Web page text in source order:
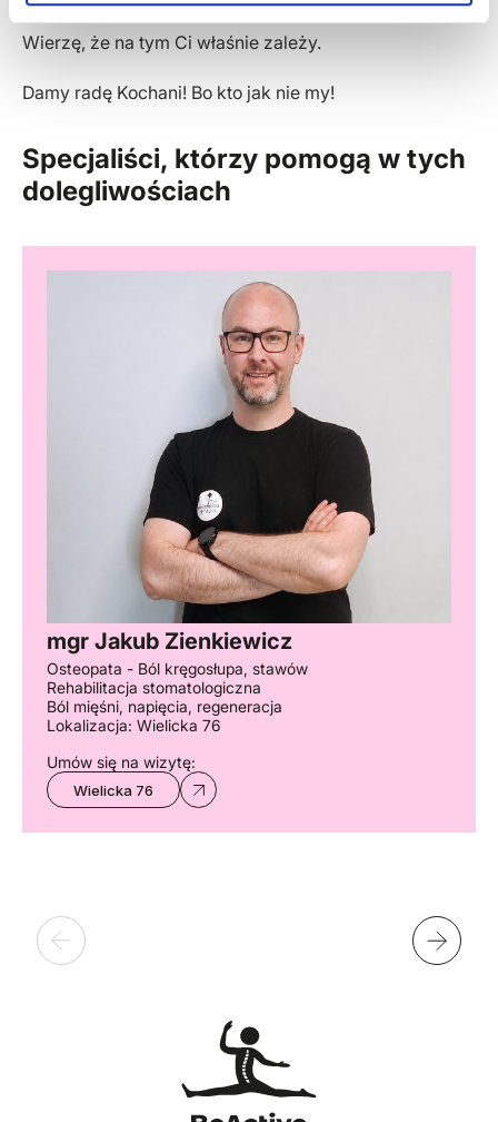
Wierzę, że na tym Ci właśnie zależy.
Damy radę Kochani! Bo kto jak nie my!
Specjaliści, którzy pomogą w tych
dolegliwościach
mgr Jakub Zienkiewicz
Osteopata - Ból kręgosłupa, stawów
Rehabilitacja stomatologiczna
Ból mięśni, napięcia, regeneracja
Lokalizacja: Wielicka 76
Umów się na wizytę:
Wielicka 76